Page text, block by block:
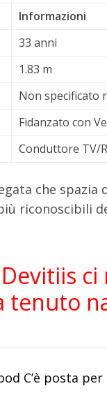
Informazioni
33 anni
1.83 m
Non specificato
Fidanzato con
Conduttore TV/
che
riconoscibili
tenuto
C’è posta per